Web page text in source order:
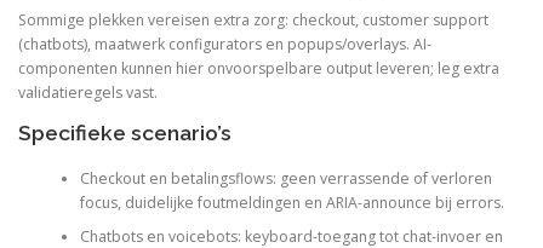
Sommige plekken vereisen extra zorg: checkout, customer support
(chatbots), maatwerk configurators en popups/overlays. AI-
componenten kunnen hier onvoorspelbare output leveren; leg extra
validatieregels vast.
Specifieke scenario’s
Checkout en betalingsflows: geen verrassende of verloren
focus, duidelijke foutmeldingen en ARIA-announce bij errors.
Chatbots en voicebots: keyboard-toegang tot chat-invoer en